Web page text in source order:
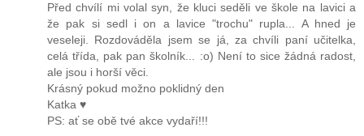
Před chvílí mi volal syn, že kluci seděli ve škole na lavici a
že pak si sedl i on a lavice "trochu" rupla... A hned je
veseleji. Rozdováděla jsem se já, za chvíli paní učitelka,
celá třída, pak pan školník... :o) Není to sice žádná radost,
ale jsou i horší věci.
Krásný pokud možno poklidný den
Katka ♥
PS: ať se obě tvé akce vydaří!!!